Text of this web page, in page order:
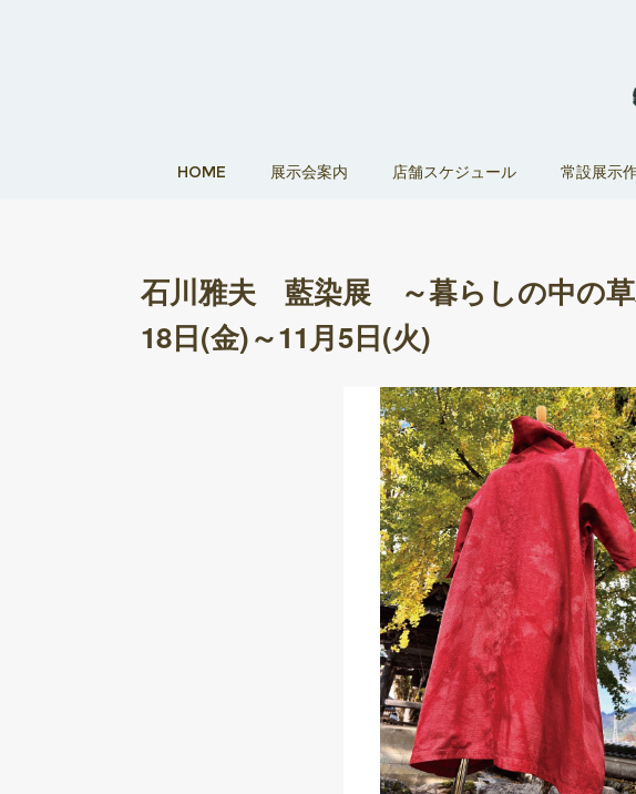
HOME 展示会案内 店舗スケジュール 常設展示
石川雅夫 藍染展 ～暮らしの中の
18日(金)～11月5日(火)